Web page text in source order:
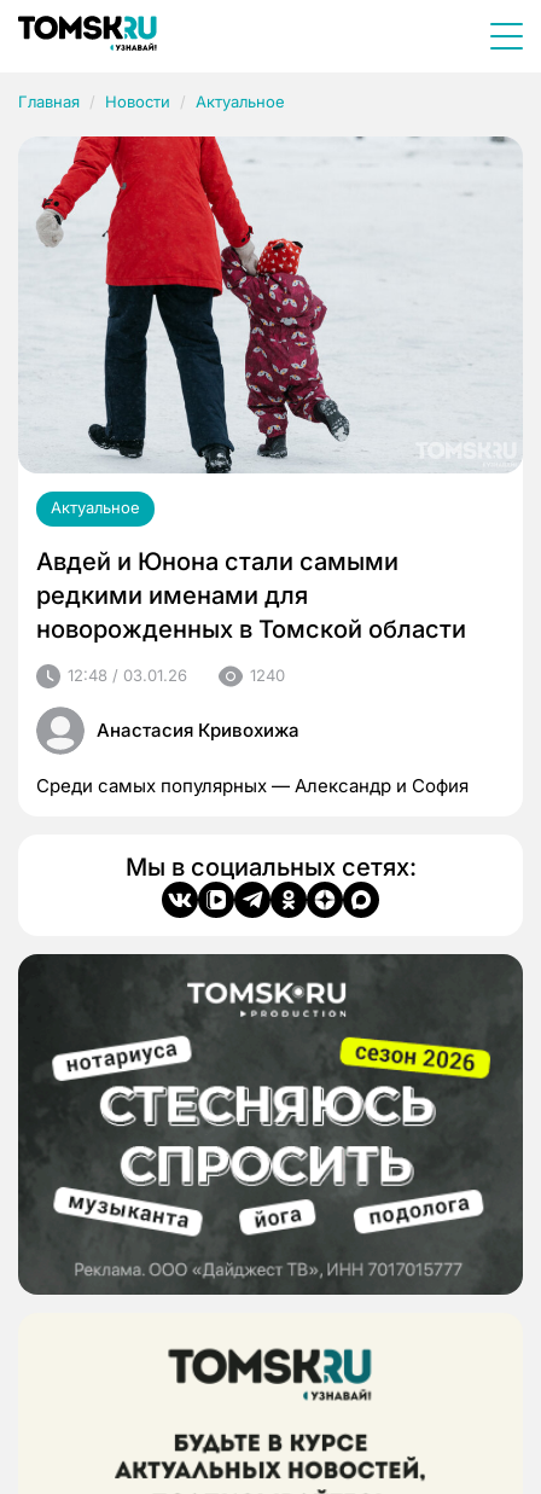
Главная Новости Актуальное
Актуальное
Авдей и Юнона стали самыми
редкими именами для
новорожденных в Томской области
12:48 / 03.01.26 1240
Анастасия Кривохижа
Среди самых популярных — Александр и София
Мы в социальных сетях: